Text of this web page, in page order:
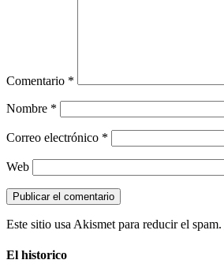
Comentario *
Nombre *
Correo electrónico *
Web
Este sitio usa Akismet para reducir el spam.
El historico